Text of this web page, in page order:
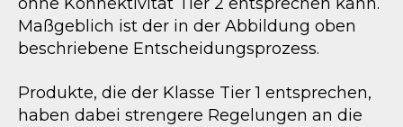
ohne Konnektivität Tier 2 entsprechen kann.
Maßgeblich ist der in der Abbildung oben
beschriebene Entscheidungsprozess.
Produkte, die der Klasse Tier 1 entsprechen,
haben dabei strengere Regelungen an die